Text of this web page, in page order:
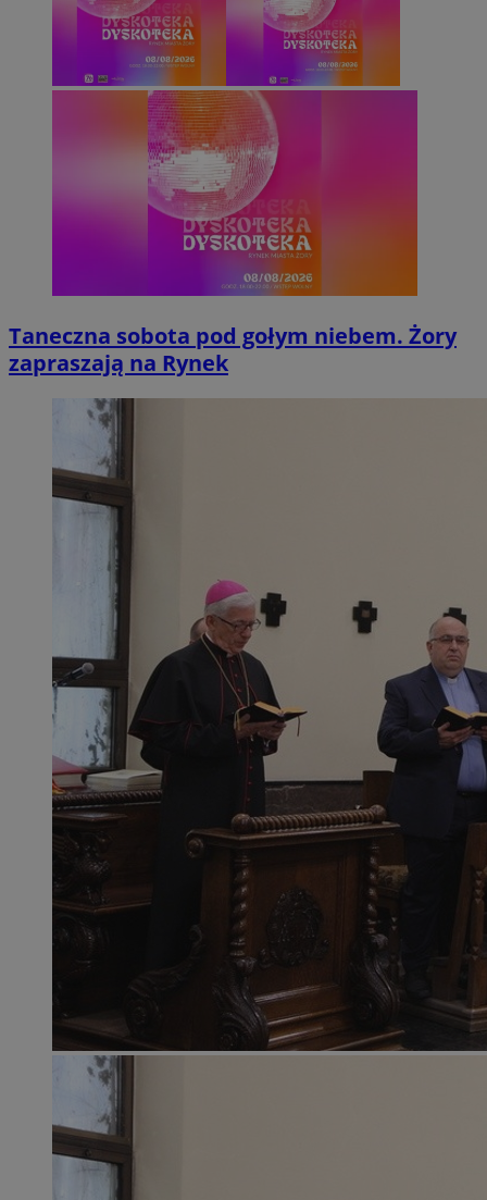
Taneczna sobota pod gołym niebem. Żory
zapraszają na Rynek